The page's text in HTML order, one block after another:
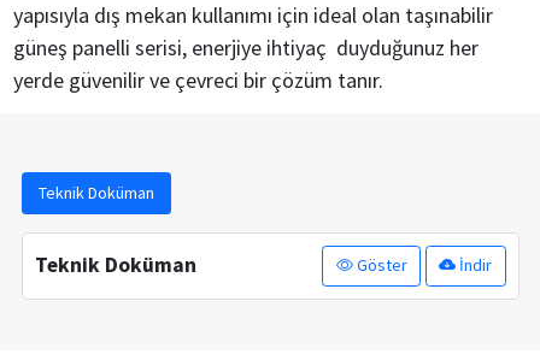
yapısıyla dış mekan kullanımı için ideal olan taşınabilir
güneş panelli serisi, enerjiye ihtiyaç duyduğunuz her
yerde güvenilir ve çevreci bir çözüm tanır.
Teknik Doküman
Teknik Doküman Göster İndir